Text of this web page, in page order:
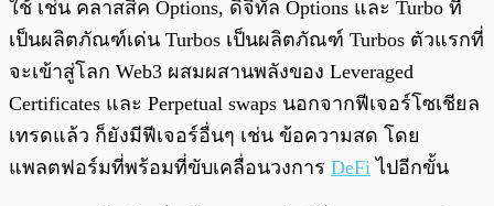
ใช้ เช่น คลาสสิค Options, ดิจิทัล Options และ Turbo ที่
เป็นผลิตภัณฑ์เด่น Turbos เป็นผลิตภัณฑ์ Turbos ตัวแรกที่
จะเข้าสู่โลก Web3 ผสมผสานพลังของ Leveraged
Certificates และ Perpetual swaps นอกจากฟีเจอร์โซเชียล
เทรดแล้ว ก็ยังมีฟีเจอร์อื่นๆ เช่น ข้อความสด โดย
แพลตฟอร์มที่พร้อมที่ขับเคลื่อนวงการ DeFi ไปอีกขั้น